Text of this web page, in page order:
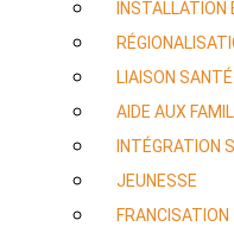
INSTALLATION
LIAISON SANTÉ
AIDE AUX
INTÉGRATION
JEUNESSE
FRANCISATION